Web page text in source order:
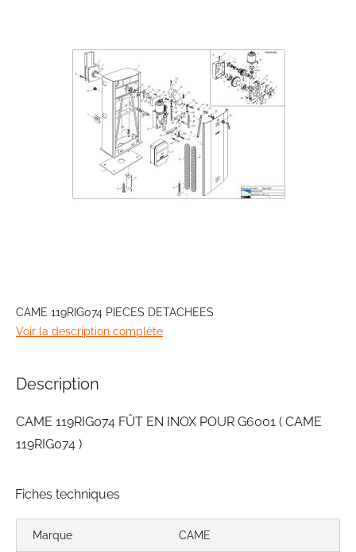
to
the
beginning
images
CAME 119RIG074 PIECES DETACHEES
Voir la description complète
Description
CAME 119RIG074 FÛT EN INOX POUR G6001 ( CAME
119RIG074 )
Fiches techniques
Marque CAME